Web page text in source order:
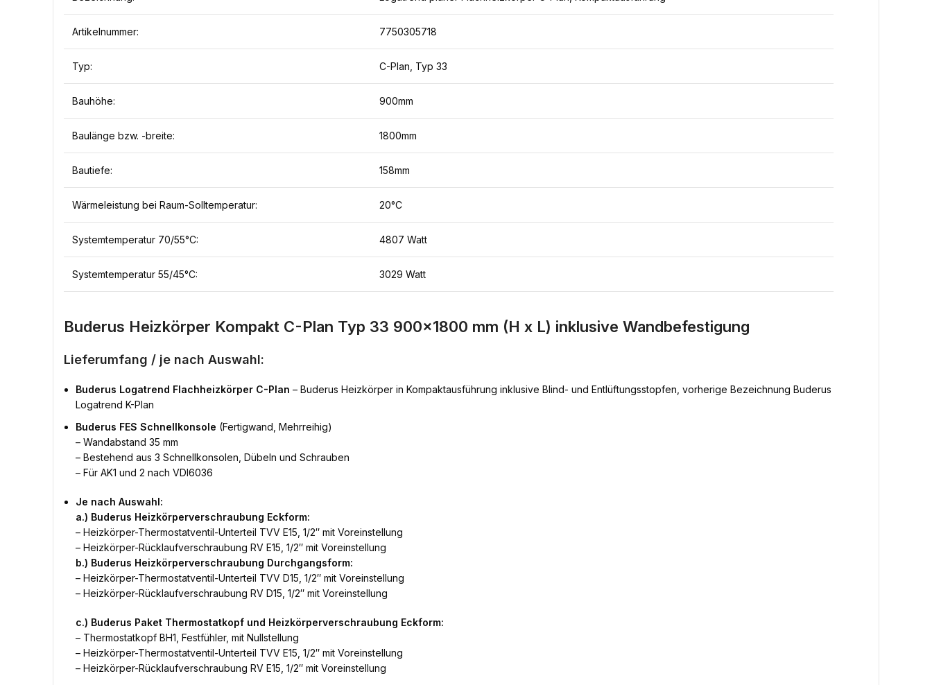
Artikelnummer: 7750305718
Typ: C-Plan, Typ 33
Bauhöhe: 900mm
Baulänge bzw. -breite: 1800mm
Bautiefe: 158mm
Wärmeleistung bei Raum-Solltemperatur: 20°C
Systemtemperatur 70/55°C: 4807 Watt
Systemtemperatur 55/45°C: 3029 Watt
Buderus Heizkörper Kompakt C-Plan Typ 33 900×1800 mm (H x L) inklusive Wandbefestigung
Lieferumfang / je nach Auswahl:
Buderus Logatrend Flachheizkörper C-Plan – Buderus Heizkörper in Kompaktausführung inklusive Blind- und Entlüftungsstopfen, vorherige Bezeichnung Buderus
Logatrend K-Plan
Buderus FES Schnellkonsole (Fertigwand, Mehrreihig)
– Wandabstand 35 mm
– Bestehend aus 3 Schnellkonsolen, Dübeln und Schrauben
– Für AK1 und 2 nach VDI6036
Je nach Auswahl:
a.) Buderus Heizkörperverschraubung Eckform:
– Heizkörper-Thermostatventil-Unterteil TVV E15, 1/2″ mit Voreinstellung
– Heizkörper-Rücklaufverschraubung RV E15, 1/2″ mit Voreinstellung
b.) Buderus Heizkörperverschraubung Durchgangsform:
– Heizkörper-Thermostatventil-Unterteil TVV D15, 1/2″ mit Voreinstellung
– Heizkörper-Rücklaufverschraubung RV D15, 1/2″ mit Voreinstellung
c.) Buderus Paket Thermostatkopf und Heizkörperverschraubung Eckform:
– Thermostatkopf BH1, Festfühler, mit Nullstellung
– Heizkörper-Thermostatventil-Unterteil TVV E15, 1/2″ mit Voreinstellung
– Heizkörper-Rücklaufverschraubung RV E15, 1/2″ mit Voreinstellung